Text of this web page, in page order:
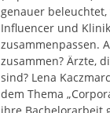
genauer
Influencer und
zusammenpassen.
zusammen? Ärzte,
sind? Lena
dem Thema
ihre Bachelorarbeit